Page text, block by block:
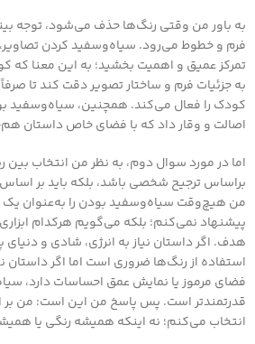
به باور من وقتی رنگ‌ها حذف می‌شود، توجه
فرم و خطوط می‌رود. سیاه‌وسفید کردن تصاویر،
تمرکز عمیق و اهمیت بخشید؛ به این معنا که
به جزئیات فرم و ساختار تصویر دقت کند تا
کودک را فعال می‌کند. همچنین، سیاه‌وسفید
اصالت و وقار داد که با فضای خاص داستان
اما در مورد سوال دوم، به نظر من انتخاب بین
براساس ترجیح شخصی باشد، بلکه باید بر
من هیچ‌وقت سیاه‌وسفید بودن را به‌عنوان یک
پیشنهاد نمی‌کنم؛ بلکه می‌گویم هرکدام
هدف. اگر داستان نیاز به انرژی، شادی و
استفاده از رنگ‌ها ضروری است اما اگر داستان
فضای مرموز یا نمایش عمق احساسات دارد،
قدرتمندتر است. پس پاسخ من این است: من بر
انتخاب می‌کنم؛ نه اینکه همیشه رنگی یا